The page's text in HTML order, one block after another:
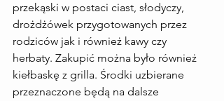
przekąski w postaci ciast, słodyczy,
drożdżówek przygotowanych przez
rodziców jak i również kawy czy
herbaty. Zakupić można było również
kiełbaskę z grilla. Środki uzbierane
przeznaczone będą na dalsze